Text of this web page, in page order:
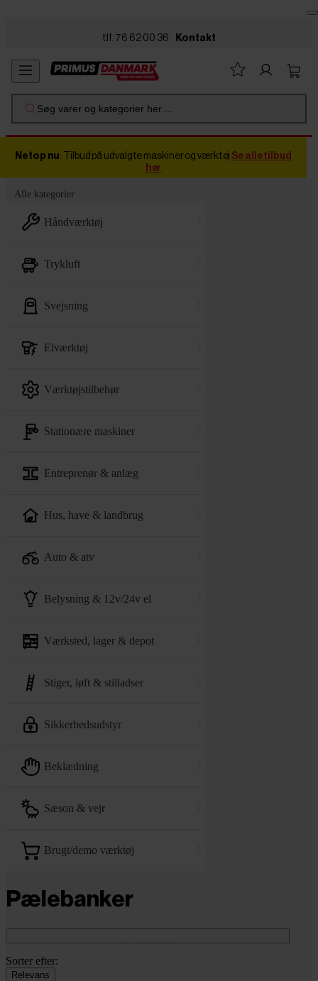
tlf. 76 62 00 36 Kontakt
Søg varer og kategorier her ...
Netop nu: Tilbud på udvalgte maskiner og værktøj Se alle tilbud
her
Alle kategorier
håndværktøj
trykluft
svejsning
elværktøj
værktøjstilbehør
stationære maskiner
entreprenør & anlæg
hus, have & landbrug
auto & atv
belysning & 12v/24v el
værksted, lager & depot
stiger, løft & stilladser
sikkerhedsudstyr
beklædning
sæson & vejr
brugt/demo værktøj
Pælebanker
Sorter efter:
Relevans